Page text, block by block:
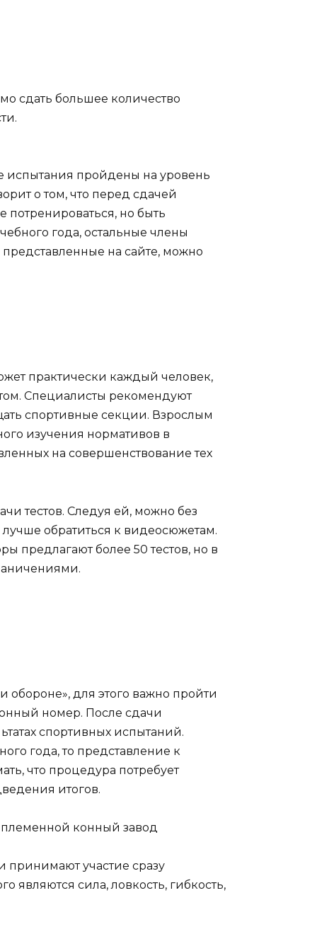
сдать большее количество
испытания пройдены на уровень
о том, что перед сдачей
но быть
года, остальные члены
на сайте, можно
практически каждый человек,
Специалисты рекомендуют
спортивные секции. Взрослым
изучения нормативов в
на совершенствование тех
тестов. Следуя ей, можно без
лучше обратиться к видеосюжетам.
предлагают более 50 тестов, но в
обороне», для этого важно пройти
номер. После сдачи
спортивных испытаний.
года, то представление к
что процедура потребует
итогов.
конный завод
принимают участие сразу
являются сила, ловкость, гибкость,